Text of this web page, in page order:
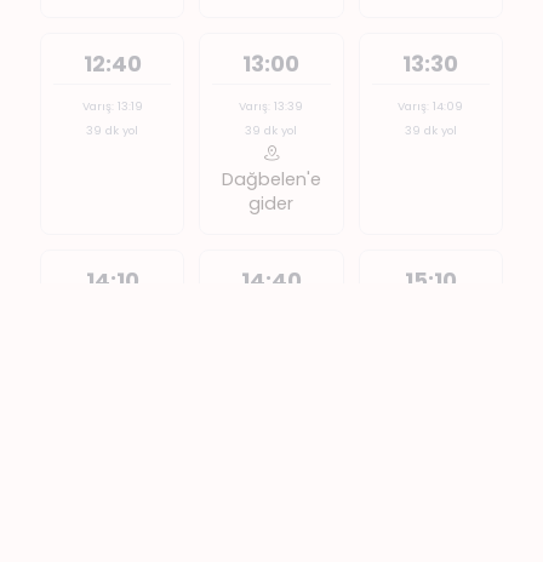
12:40
Varış: 13:19
39 dk yol
13:00
Varış: 13:39
39 dk yol
Dağbelen'e
gider
13:30
Varış: 14:09
39 dk yol
14:10 14:40 15:10